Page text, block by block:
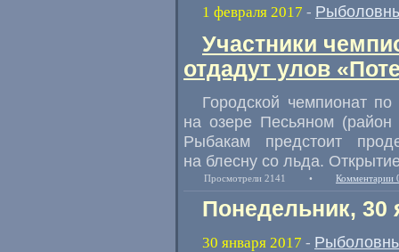
1 февраля 2017 -
Участники
отдадут улов
Городской чемпионат
на озере Песьяном (район
Рыбакам предстоит
на блесну со льда.
Просмотрели 2141 • Комментарии
Понедельник, 30
30 января 2017 -